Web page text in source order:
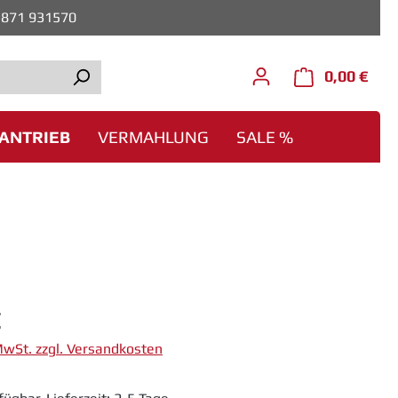
931570
0,00 €
VERMAHLUNG SALE %
zzgl. Versandkosten